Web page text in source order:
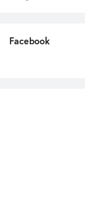
Facebook